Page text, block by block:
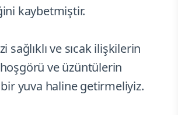
kaybetmiştir.
sağlıklı ve sıcak ilişkilerin
hoşgörü ve üzüntülerin
bir yuva haline getirmeliyiz.